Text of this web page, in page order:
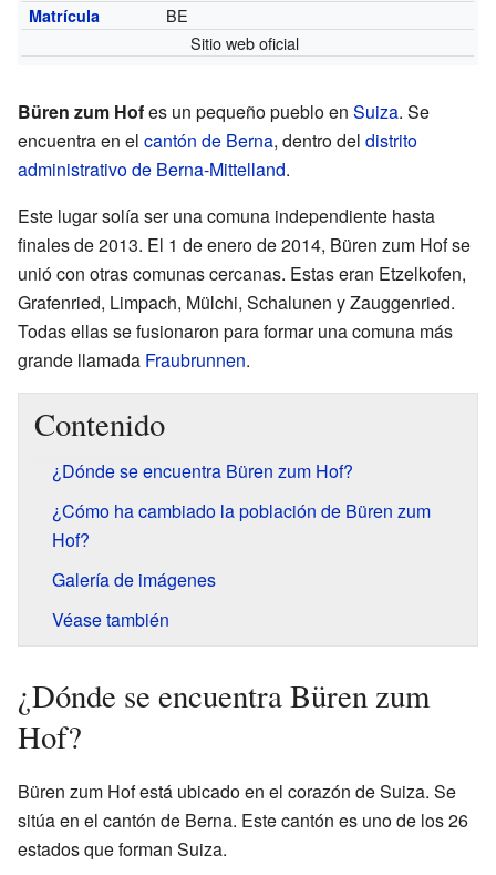
Matrícula
BE
Sitio web oficial
Büren zum Hofes un pequeño pueblo en Suiza. Se
encuentra en el cantón de Berna, dentro del distrito
administrativo de Berna-Mittelland.
Este lugar solía ser una comuna independiente hasta
finales de 2013. El 1 de enero de 2014, Büren zum Hof se
unió con otras comunas cercanas. Estas eran Etzelkofen,
Grafenried, Limpach, Mülchi, Schalunen y Zauggenried.
Todas ellas se fusionaron para formar una comuna más
grande llamada Fraubrunnen.
Contenido
¿Dónde se encuentra Büren zum Hof?
¿Cómo ha cambiado la población de Büren zum
Hof?
Galería de imágenes
Véase también
¿Dónde se encuentra Büren zum
Hof?
Büren zum Hof está ubicado en el corazón de Suiza. Se
sitúa en el cantón de Berna. Este cantón es uno de los 26
estados que forman Suiza.